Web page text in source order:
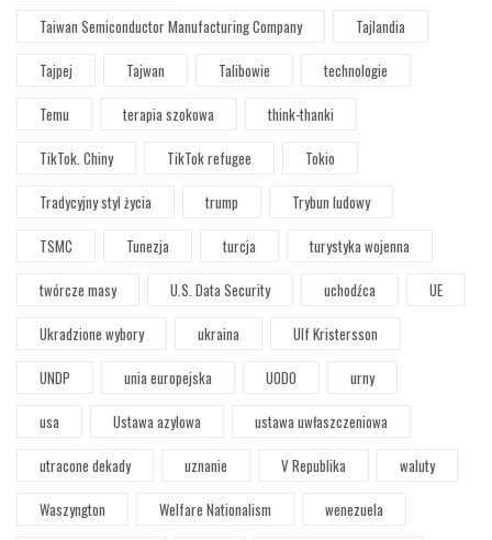
Taiwan Semiconductor Manufacturing Company
Tajlandia
Tajpej
Tajwan Talibowie
technologie
Temu
terapia szokowa
think-thanki
TikTok. Chiny
TikTok refugee
Tokio
Tradycyjny styl życia
trump
Trybun ludowy
TSMC
Tunezja turcja
turystyka wojenna
twórcze masy
U.S. Data Security uchodźca
UE
Ukradzione wybory
ukraina
Ulf Kristersson
UNDP
unia europejska UODO
urny
usa
Ustawa azylowa
ustawa uwłaszczeniowa
utracone dekady
uznanie V Republika
waluty
Waszyngton
Welfare Nationalism
wenezuela